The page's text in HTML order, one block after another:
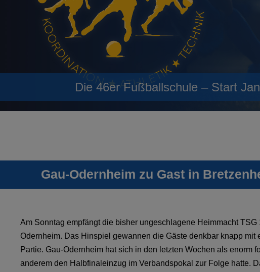
Die 46er Fußballschule – Start
Gau-Odernheim zu Gast in
Am Sonntag empfängt die bisher ungeschlagene Heimmacht TSG
Odernheim. Das Hinspiel gewannen die Gäste denkbar knapp
Partie. Gau-Odernheim hat sich in den letzten Wochen als enorm
anderem den Halbfinaleinzug im Verbandspokal zur Folge hatte.